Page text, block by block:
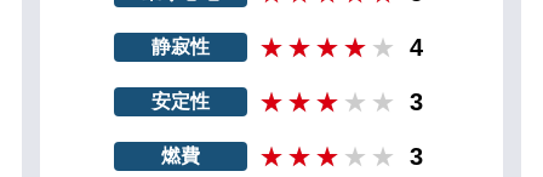
静寂性 4
安定性 3
燃費 3